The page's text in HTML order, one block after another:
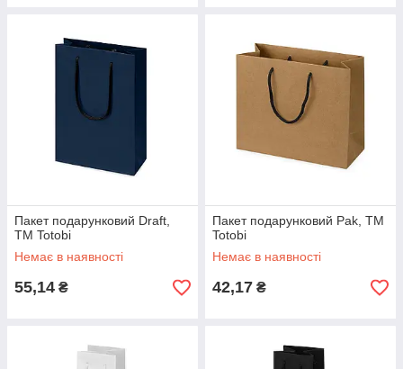
Пакет подарунковий Draft,
TM Totobi
Немає в наявності
55,14 ₴
Пакет подарунковий Pak, TM
Totobi
Немає в наявності
42,17 ₴